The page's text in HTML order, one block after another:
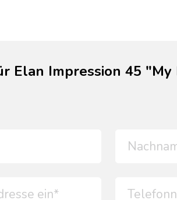
Elan Impression 45 "My